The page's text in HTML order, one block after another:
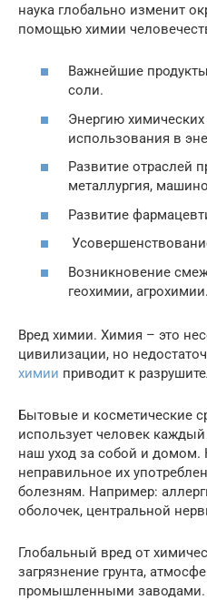
наука глобально изменит
помощью химии
Важнейшие
соли.
Энергию
использования в
Развитие отраслей
металлургия,
Развитие
Возникновение
геохимии, агрохимии.
Вред химии. Химия – это
цивилизации, но
химии приводит к
Бытовые и косметические
использует человек
наш уход за собой и домом.
неправильное их
болезням. Например:
оболочек, центральной
Глобальный вред от
загрязнение грунта,
промышленными